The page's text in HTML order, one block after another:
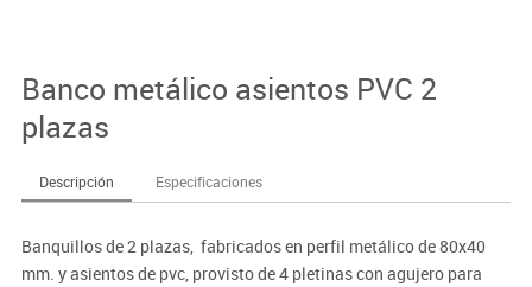
Banco metálico asientos PVC 2
plazas
Descripción Especificaciones
Banquillos de 2 plazas, fabricados en perfil metálico de 80x40
mm. y asientos de pvc, provisto de 4 pletinas con agujero para